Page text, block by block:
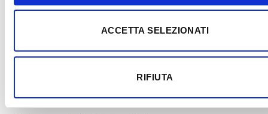
ACCETTA SELEZIONATI
RIFIUTA
12/15 mm
Multistrato di betulla